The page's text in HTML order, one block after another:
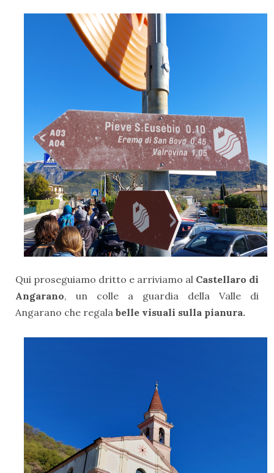
Qui proseguiamo dritto e arriviamo al Castellaro di
Angarano, un colle a guardia della Valle di
Angarano che regala belle visuali sulla pianura.